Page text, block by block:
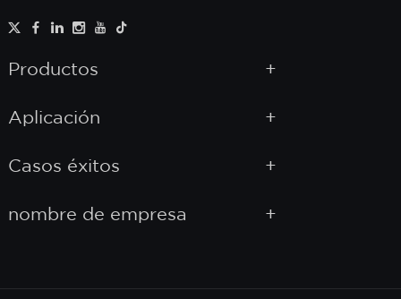
Productos
Aplicación
Casos éxitos
nombre de empresa